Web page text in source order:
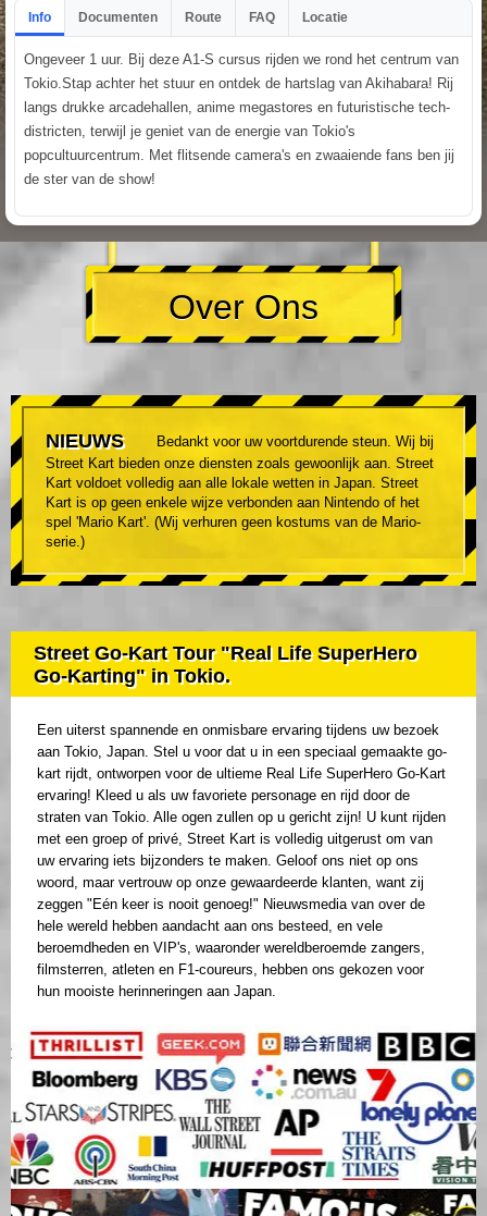
Info Documenten Route FAQ Locatie
Ongeveer 1 uur. Bij deze A1-S cursus rijden we rond het centrum van
Tokio.Stap achter het stuur en ontdek de hartslag van Akihabara! Rij
langs drukke arcadehallen, anime megastores en futuristische tech-
districten, terwijl je geniet van de energie van Tokio's
popcultuurcentrum. Met flitsende camera's en zwaaiende fans ben jij
de ster van de show!
Over Ons
NIEUWS
Bedankt voor uw voortdurende steun. Wij bij
Street Kart bieden onze diensten zoals gewoonlijk aan. Street
Kart voldoet volledig aan alle lokale wetten in Japan. Street
Kart is op geen enkele wijze verbonden aan Nintendo of het
spel 'Mario Kart'. (Wij verhuren geen kostums van de Mario-
serie.)
Street Go-Kart Tour "Real Life SuperHero
Go-Karting" in Tokio.
Een uiterst spannende en onmisbare ervaring tijdens uw bezoek
aan Tokio, Japan. Stel u voor dat u in een speciaal gemaakte go-
kart rijdt, ontworpen voor de ultieme Real Life SuperHero Go-Kart
ervaring! Kleed u als uw favoriete personage en rijd door de
straten van Tokio. Alle ogen zullen op u gericht zijn! U kunt rijden
met een groep of privé, Street Kart is volledig uitgerust om van
uw ervaring iets bijzonders te maken. Geloof ons niet op ons
woord, maar vertrouw op onze gewaardeerde klanten, want zij
zeggen "Eén keer is nooit genoeg!" Nieuwsmedia van over de
hele wereld hebben aandacht aan ons besteed, en vele
beroemdheden en VIP's, waaronder wereldberoemde zangers,
filmsterren, atleten en F1-coureurs, hebben ons gekozen voor
hun mooiste herinneringen aan Japan.